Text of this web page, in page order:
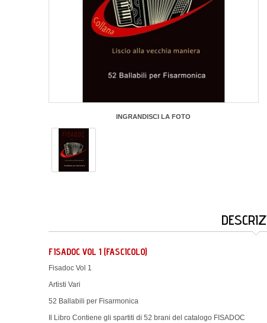
INGRANDISCI LA FOTO
FISADOC VOL 1 (FASCICOLO)
Fisadoc Vol 1
Artisti Vari
52 Ballabili per Fisarmonica
Il Libro Contiene gli spartiti di 52 brani del catalogo FISADOC